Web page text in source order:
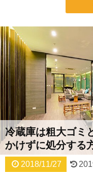
冷蔵庫は粗大ゴミ
かけずに処分する
2018/11/27